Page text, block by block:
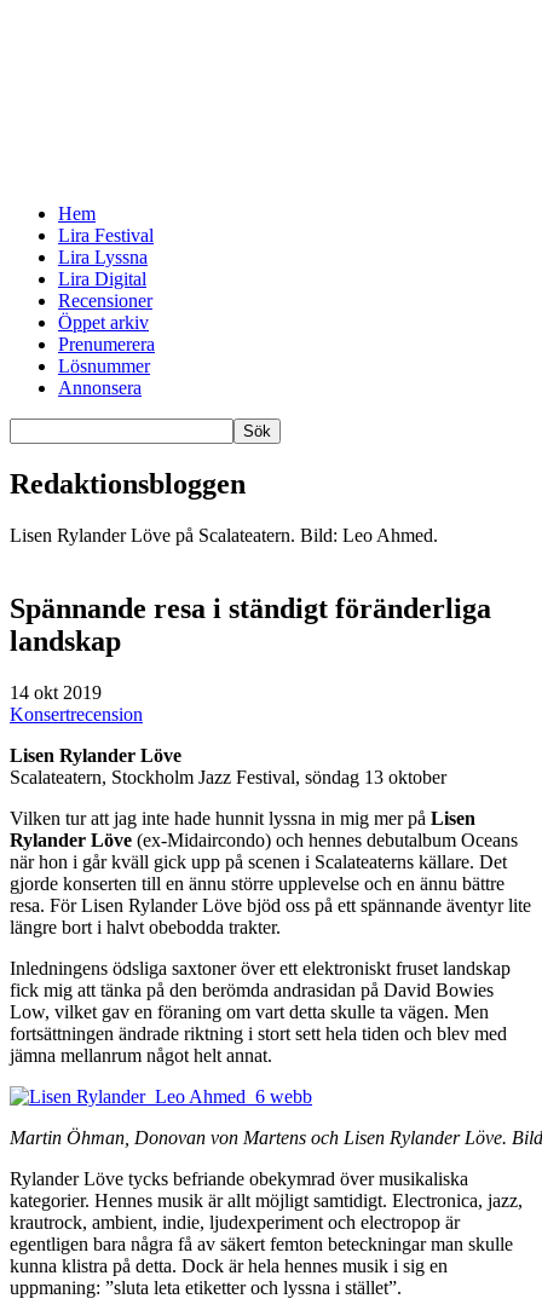
Hem
Lira Festival
Lira Lyssna
Lira Digital
Recensioner
Öppet arkiv
Prenumerera
Lösnummer
Annonsera
Redaktionsbloggen
Lisen Rylander Löve på Scalateatern. Bild: Leo Ahmed.
Spännande resa i ständigt föränderliga
landskap
14 okt 2019
Konsertrecension
Lisen Rylander Löve
Scalateatern, Stockholm Jazz Festival, söndag 13 oktober
Vilken tur att jag inte hade hunnit lyssna in mig mer på Lisen
Rylander Löve (ex-Midaircondo) och hennes debutalbum Oceans
när hon i går kväll gick upp på scenen i Scalateaterns källare. Det
gjorde konserten till en ännu större upplevelse och en ännu bättre
resa. För Lisen Rylander Löve bjöd oss på ett spännande äventyr lite
längre bort i halvt obebodda trakter.
Inledningens ödsliga saxtoner över ett elektroniskt fruset landskap
fick mig att tänka på den berömda andrasidan på David Bowies
Low, vilket gav en föraning om vart detta skulle ta vägen. Men
fortsättningen ändrade riktning i stort sett hela tiden och blev med
jämna mellanrum något helt annat.
Martin Öhman, Donovan von Martens och Lisen Rylander Löve.
Rylander Löve tycks befriande obekymrad över musikaliska
kategorier. Hennes musik är allt möjligt samtidigt. Electronica, jazz,
krautrock, ambient, indie, ljudexperiment och electropop är
egentligen bara några få av säkert femton beteckningar man skulle
kunna klistra på detta. Dock är hela hennes musik i sig en
uppmaning: ”sluta leta etiketter och lyssna i stället”.